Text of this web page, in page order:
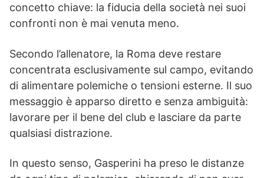
concetto chiave: la fiducia della società nei suoi
confronti non è mai venuta meno.
Secondo l’allenatore, la Roma deve restare
concentrata esclusivamente sul campo, evitando
di alimentare polemiche o tensioni esterne. Il suo
messaggio è apparso diretto e senza ambiguità:
lavorare per il bene del club e lasciare da parte
qualsiasi distrazione.
In questo senso, Gasperini ha preso le distanze